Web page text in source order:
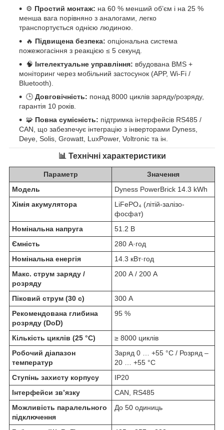
⚙️ Простий монтаж: на 60 % менший об’єм і на 25 %
менша вага порівняно з аналогами, легко
транспортується однією людиною.
🔥 Підвищена безпека: опціональна система
пожежогасіння з реакцією ≤ 5 секунд.
🧠 Інтелектуальне управління: вбудована BMS +
моніторинг через мобільний застосунок (APP, Wi-Fi /
Bluetooth).
🕒 Довговічність: понад 8000 циклів заряду/розряду,
гарантія 10 років.
🧩 Повна сумісність: підтримка інтерфейсів RS485 /
CAN, що забезпечує інтеграцію з інверторами Dyness,
Deye, Solis, Growatt, LuxPower, Voltronic та ін.
📊 Технічні характеристики
Параметр
Значення
Модель
Dyness PowerBrick 14.3 kWh
Хімія акумулятора
LiFePO₄ (літій-залізо-
фосфат)
Номінальна напруга
51.2 В
Ємність
280 А·год
Номінальна енергія
14.3 кВт·год
Макс. струм заряду /
розряду
200 А / 200 А
Піковий струм (30 с)
300 А
Рекомендована глибина
розряду (DoD)
95 %
Кількість циклів (25 °C)
≥ 8000 циклів
Робочий діапазон
температур
Заряд 0 … +55 °C / Розряд –
20 … +55 °C
Ступінь захисту корпусу
IP20
Інтерфейси зв’язку
CAN, RS485
Можливість паралельного
підключення
До 50 одиниць